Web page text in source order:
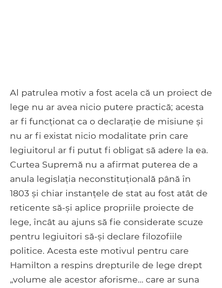
Al patrulea motiv a fost acela că un proiect de
lege nu ar avea nicio putere practică; acesta
ar fi funcționat ca o declarație de misiune și
nu ar fi existat nicio modalitate prin care
legiuitorul ar fi putut fi obligat să adere la ea.
Curtea Supremă nu a afirmat puterea de a
anula legislația neconstituțională până în
1803 și chiar instanțele de stat au fost atât de
reticente să-și aplice propriile proiecte de
lege, încât au ajuns să fie considerate scuze
pentru legiuitori să-și declare filozofiile
politice. Acesta este motivul pentru care
Hamilton a respins drepturile de lege drept
„volume ale acestor aforisme… care ar suna